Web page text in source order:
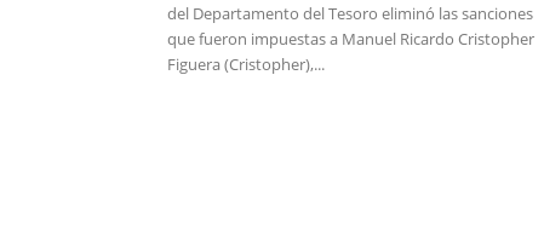
del Departamento del Tesoro eliminó las sanciones
que fueron impuestas a Manuel Ricardo Cristopher
Figuera (Cristopher),...